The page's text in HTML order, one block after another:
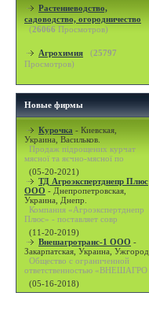
Растениеводство,
садоводство, огородничество
(26066 Просмотров)
Агрохимия (25797
Просмотров)
Новые фирмы
Курочка - Киевская,
Украина, Васильков.
Продаж підрощених курчат
мясної та яєчно-мясної по
(05-20-2021)
ТД Агроэкспертднепр Плюс
ООО - Днепропетровская,
Украина, Днепр.
Компания «Агроэкспертднепр
Плюс» - поставляет совр
(11-20-2019)
Внешагротранс-1 ООО -
Закарпатская, Украина, Ужгород.
Общество с ограниченной
ответственностью «ВНЕШАГРО
(05-16-2018)